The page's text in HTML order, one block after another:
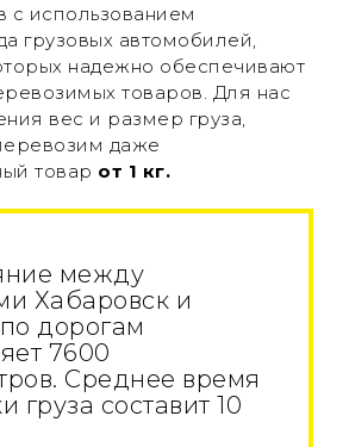
с использованием
грузовых автомобилей,
надежно обеспечивают
товаров. Для нас
вес и размер груза,
даже
товар от 1 кг.
между
Хабаровск и
дорогам
7600
Среднее время
груза составит 10